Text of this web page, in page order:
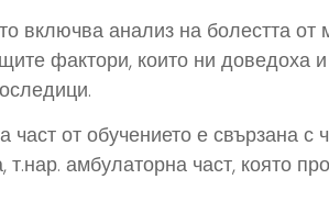
включва анализ на болестта от
фактори, които ни доведоха
част от обучението е свързана с
т.нар. амбулаторна част, която